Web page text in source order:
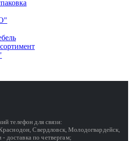
телефон для связи:
Свердловск, Молодогвардейск,
- доставка по четвергам;